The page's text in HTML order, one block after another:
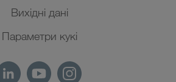
Вихідні дані
Параметри кукі